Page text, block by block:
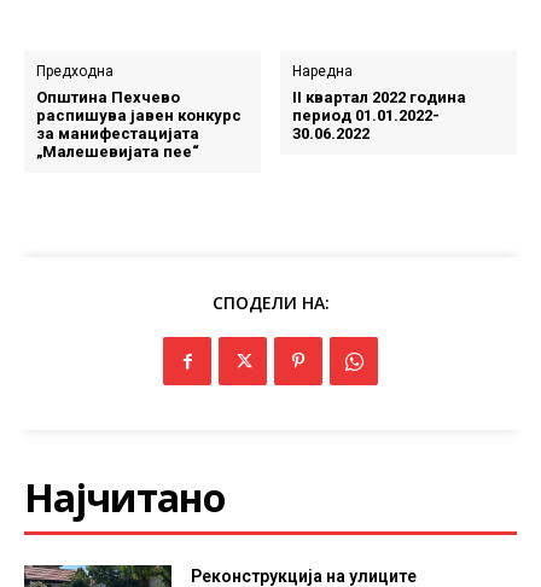
Предходна
Општина Пехчево
распишува јавен конкурс
за манифестацијата
„Малешевијата пее“
Наредна
II квартал 2022 година
период 01.01.2022-
30.06.2022
СПОДЕЛИ НА:
Најчитано
Реконструкција на улиците